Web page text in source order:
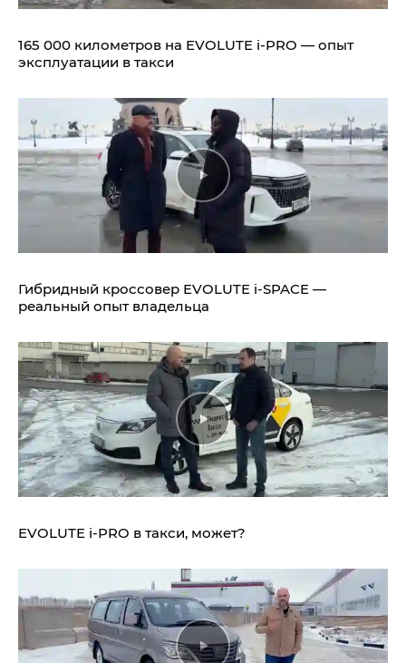
165 000 километров на EVOLUTE i‑PRO — опыт
эксплуатации в такси
Гибридный кроссовер EVOLUTE i‑SPACE —
реальный опыт владельца
EVOLUTE i‑PRO в такси, может?